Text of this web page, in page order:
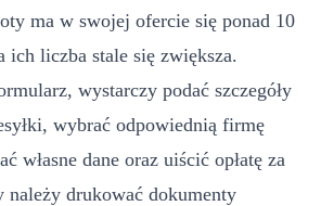
ma w swojej ofercie się ponad 10
ich liczba stale się zwiększa.
wystarczy podać szczegóły
wybrać odpowiednią firmę
własne dane oraz uiścić opłatę za
należy drukować dokumenty